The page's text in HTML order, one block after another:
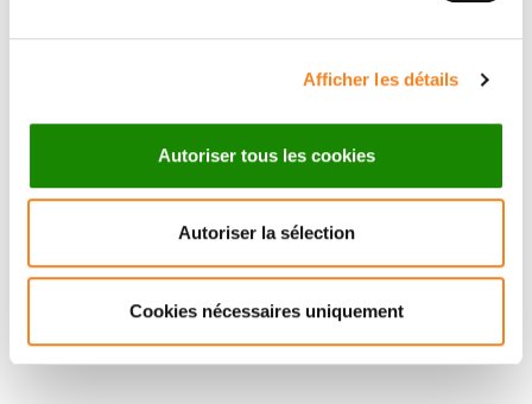
Afficher les détails
Autoriser tous les cookies
Autoriser la sélection
Cookies nécessaires uniquement